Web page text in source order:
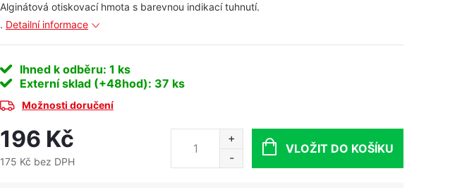
Alginátová otiskovací hmota s barevnou indikací tuhnutí.
. Detailní informace
Ihned k odběru: 1 ks
Externí sklad (+48hod): 37 ks
Možnosti doručení
196 Kč
175 Kč bez DPH
VLOŽIT DO KOŠÍKU